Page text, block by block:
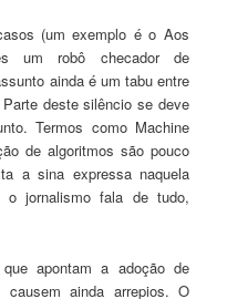
(um exemplo é o Aos
um robô checador de
ainda é um tabu entre
deste silêncio se deve
Termos como Machine
de algoritmos são pouco
a sina expressa naquela
o jornalismo fala de tudo,
apontam a adoção de
causem ainda arrepios. O